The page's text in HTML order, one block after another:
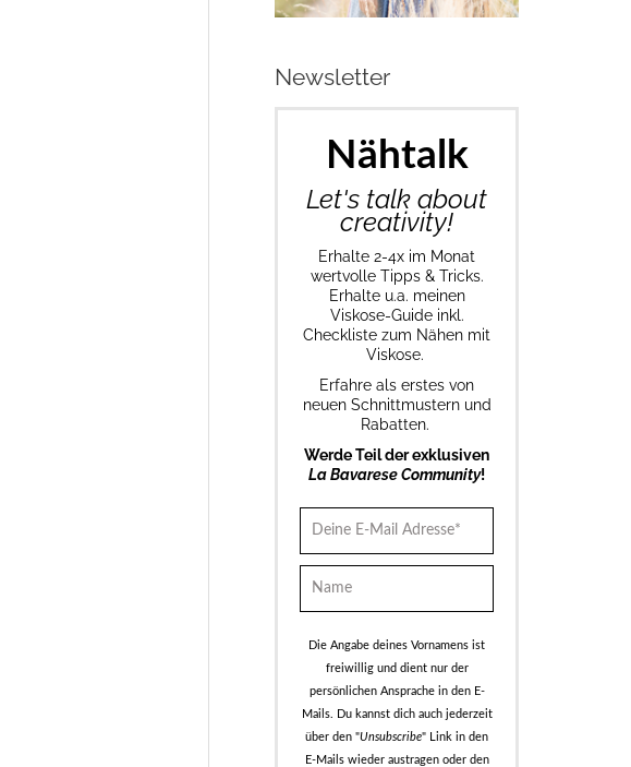
Newsletter
Nähtalk
Let's talk about
creativity!
Erhalte 2-4x im Monat
wertvolle Tipps & Tricks.
Erhalte u.a. meinen
Viskose-Guide inkl.
Checkliste zum Nähen mit
Viskose.
Erfahre als erstes von
neuen Schnittmustern und
Rabatten.
Werde Teil der exklusiven
La Bavarese Community!
Die Angabe deines Vornamens ist
freiwillig und dient nur der
persönlichen Ansprache in den E-
Mails. Du kannst dich auch jederzeit
über den "Unsubscribe" Link in den
E-Mails wieder austragen oder den